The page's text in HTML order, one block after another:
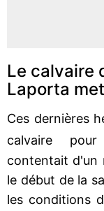
Le calvaire
Laporta
Ces dernières
calvaire
contentait d'un
le début de la
les conditions